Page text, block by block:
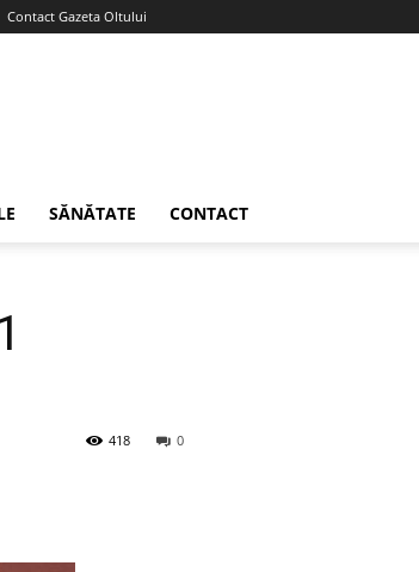
Contact Gazeta Oltului
SĂNĂTATE CONTACT
0
418